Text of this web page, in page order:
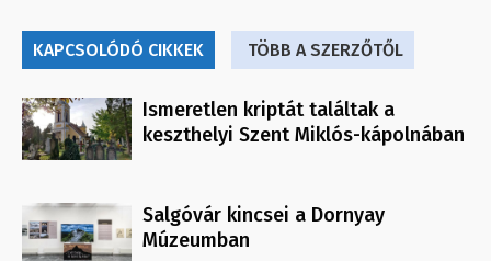
KAPCSOLÓDÓ CIKKEK TÖBB A SZERZŐTŐL
Ismeretlen kriptát találtak a
keszthelyi Szent Miklós-kápolnában
Salgóvár kincsei a Dornyay
Múzeumban